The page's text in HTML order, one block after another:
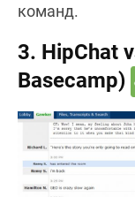
команд.
3. HipChat
Basecamp)